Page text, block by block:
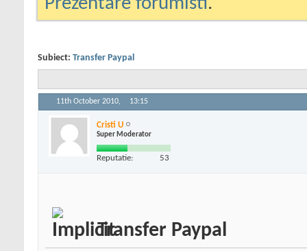
Subiect: Transfer Paypal
11th October 2010, 13:15
Cristi U
Super Moderator
Reputatie: 53
Transfer Paypal